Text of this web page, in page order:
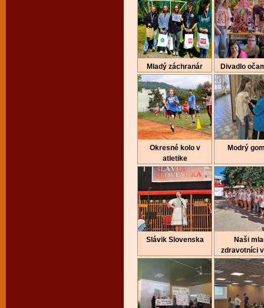
Mladý záchranár Divadlo
Okresné kolo v
atletike
Modrý
Slávik Slovenska
Naši
zdravotníci